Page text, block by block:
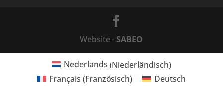
Website - SABEO
Nederlands (Niederländisch)
Français (Französisch) Deutsch